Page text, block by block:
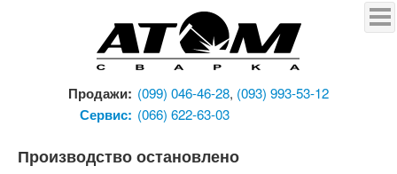
Продажи: (099) 046-46-28, (093) 993-53-12
Сервис: (066) 622-63-03
Сварочный полуавтомат
Атом I-250 MIG/MAG
Сварочный полуавтомат
Атом I-180 MIG/MAG
Сварочный полуавтомат
Атом I-180L MIG/MAG
Производство остановлено